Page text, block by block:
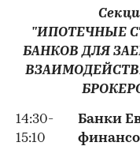
"ИПОТЕЧНЫЕ
БАНКОВ ДЛЯ
14:30-
15:10
Банки